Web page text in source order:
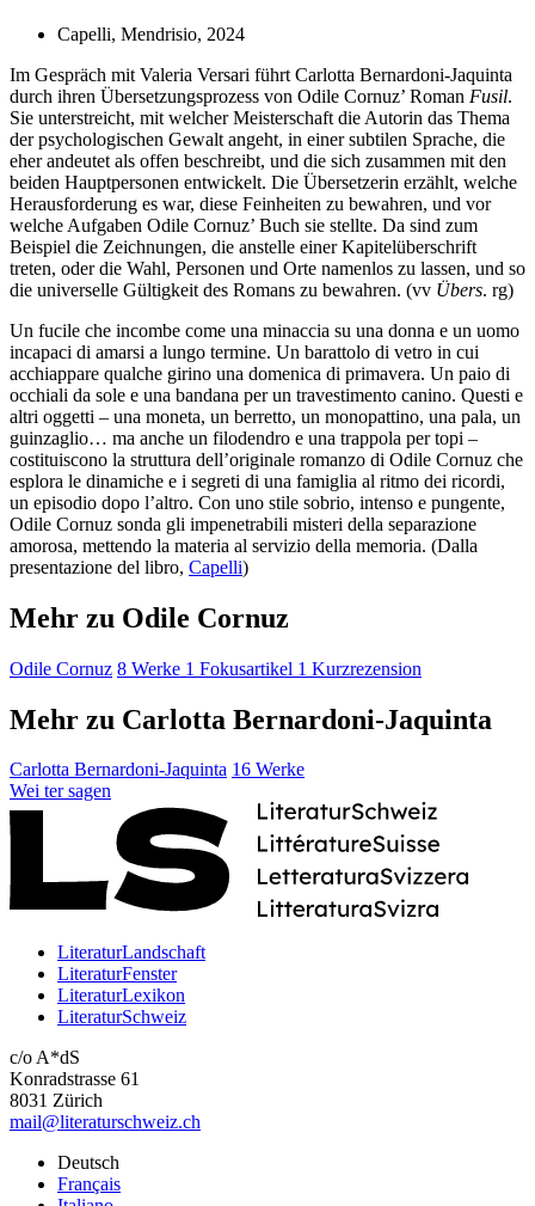
Capelli, Mendrisio, 2024
Im Gespräch mit Valeria Versari führt Carlotta Bernardoni-Jaquinta
durch ihren Übersetzungsprozess von Odile Cornuz’ Roman Fusil.
Sie unterstreicht, mit welcher Meisterschaft die Autorin das Thema
der psychologischen Gewalt angeht, in einer subtilen Sprache, die
eher andeutet als offen beschreibt, und die sich zusammen mit den
beiden Hauptpersonen entwickelt. Die Übersetzerin erzählt, welche
Herausforderung es war, diese Feinheiten zu bewahren, und vor
welche Aufgaben Odile Cornuz’ Buch sie stellte. Da sind zum
Beispiel die Zeichnungen, die anstelle einer Kapitelüberschrift
treten, oder die Wahl, Personen und Orte namenlos zu lassen, und so
die universelle Gültigkeit des Romans zu bewahren. (vv Übers. rg)
Un fucile che incombe come una minaccia su una donna e un uomo
incapaci di amarsi a lungo termine. Un barattolo di vetro in cui
acchiappare qualche girino una domenica di primavera. Un paio di
occhiali da sole e una bandana per un travestimento canino. Questi e
altri oggetti – una moneta, un berretto, un monopattino, una pala, un
guinzaglio… ma anche un filodendro e una trappola per topi –
costituiscono la struttura dell’originale romanzo di Odile Cornuz che
esplora le dinamiche e i segreti di una famiglia al ritmo dei ricordi,
un episodio dopo l’altro. Con uno stile sobrio, intenso e pungente,
Odile Cornuz sonda gli impenetrabili misteri della separazione
amorosa, mettendo la materia al servizio della memoria. (Dalla
presentazione del libro, Capelli)
Mehr zu Odile Cornuz
Odile Cornuz 8 Werke 1 Fokusartikel 1 Kurzrezension
Mehr zu Carlotta Bernardoni-Jaquinta
Carlotta Bernardoni-Jaquinta 16 Werke
Wei ter sagen
LiteraturLandschaft
LiteraturFenster
LiteraturLexikon
LiteraturSchweiz
c/o A*dS
Konradstrasse 61
8031 Zürich
mail@literaturschweiz.ch
Deutsch
Français